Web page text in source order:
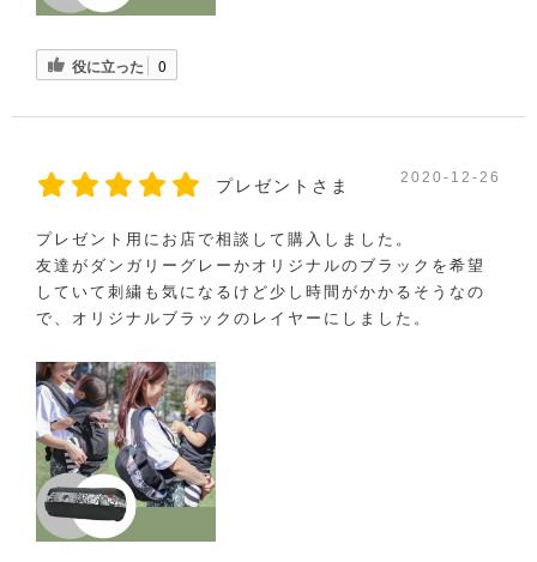
役に立った 0
プレゼントさま 2020-12-26
プレゼント用にお店で相談して購入しました。
友達がダンガリーグレーかオリジナルのブラックを希望
していて刺繍も気になるけど少し時間がかかるそうなの
で、オリジナルブラックのレイヤーにしました。